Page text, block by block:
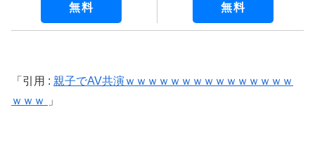
無料 無料
引用 : 親子でAV共演ｗｗｗｗｗｗｗｗｗｗｗｗｗｗｗ
ｗｗｗ